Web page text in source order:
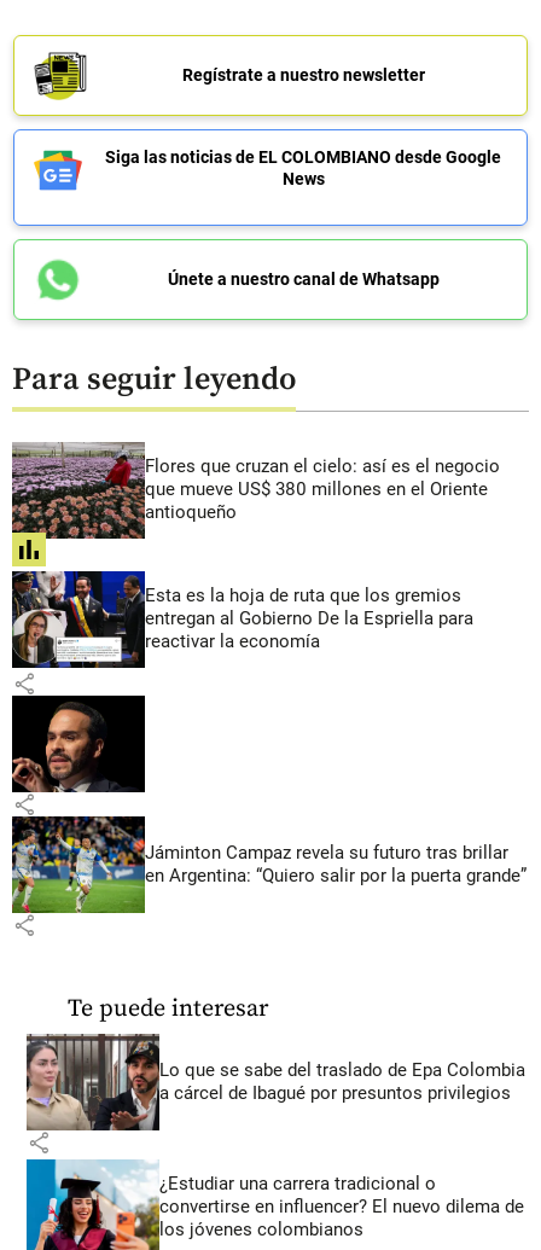
Regístrate a nuestro newsletter
Siga las noticias de EL COLOMBIANO desde Google
News
Únete a nuestro canal de Whatsapp
Para seguir leyendo
Flores que cruzan el cielo: así es el negocio
que mueve US$ 380 millones en el Oriente
antioqueño
share
Esta es la hoja de ruta que los gremios
entregan al Gobierno De la Espriella para
reactivar la economía
share
share
Jáminton Campaz revela su futuro tras brillar
en Argentina: “Quiero salir por la puerta grande”
share
Te puede interesar
Lo que se sabe del traslado de Epa Colombia
a cárcel de Ibagué por presuntos privilegios
share
¿Estudiar una carrera tradicional o
convertirse en influencer? El nuevo dilema de
los jóvenes colombianos